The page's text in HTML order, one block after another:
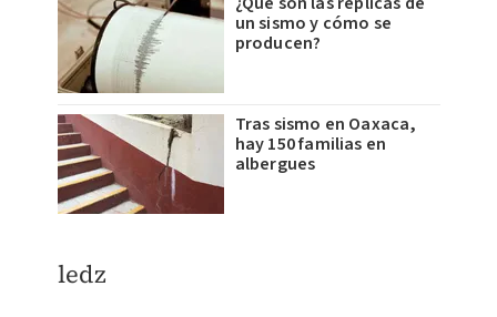
un sismo y cómo se
producen?
Tras sismo en Oaxaca,
hay 150 familias en
albergues
ledz